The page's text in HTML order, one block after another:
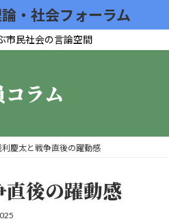
市民社会の言論空間
ラム
利慶太と戦争直後の躍動感
後の躍動感